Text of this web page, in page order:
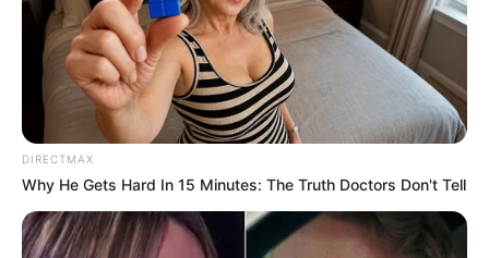
DIRECTMAX
Why He Gets Hard In 15 Minutes: The Truth Doctors Don't Tell